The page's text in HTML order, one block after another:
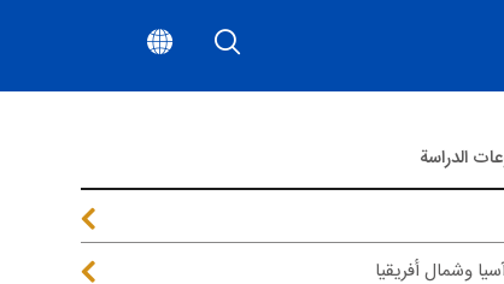
الدراسة
وشمال أفريقيا